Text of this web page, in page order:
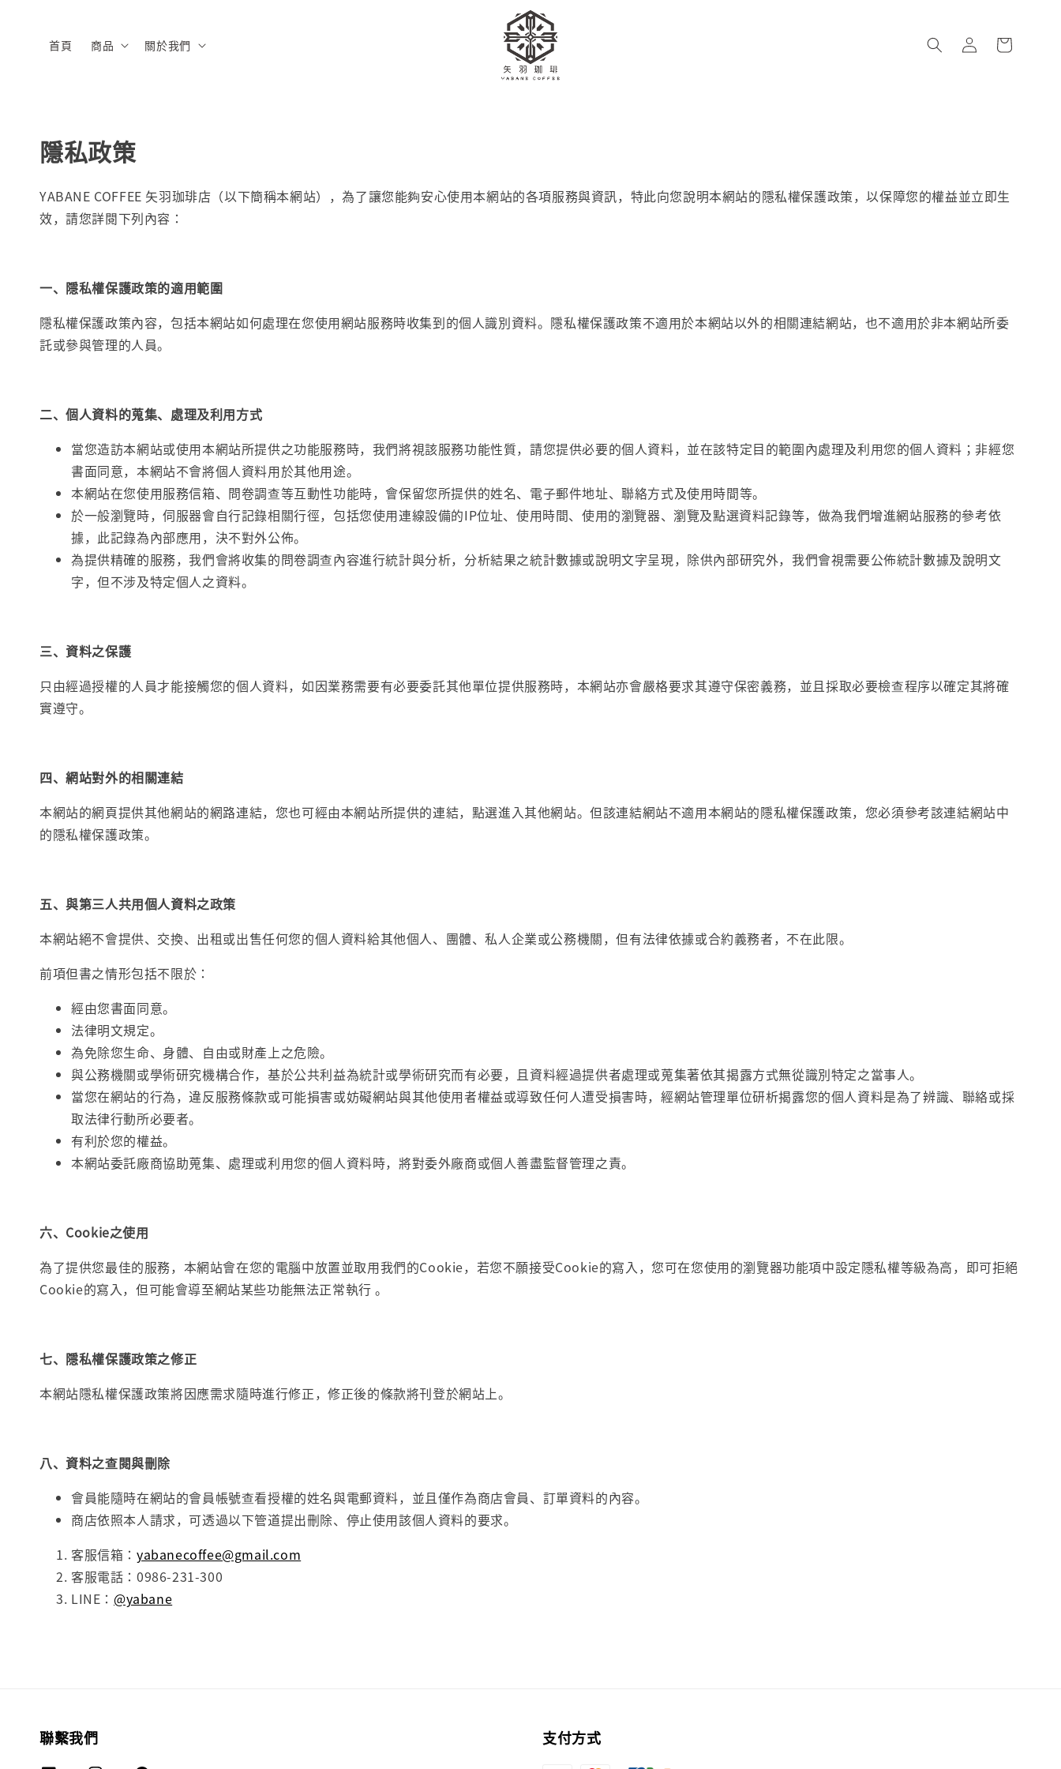
首頁 商品 關於我們
隱私政策
YABANE COFFEE 矢羽珈琲店（以下簡稱本網站），為了讓您能夠安心使用本網站的各項服務與資訊，特此向您說明本網站的隱私權保護政策，以保障您的權益並立即生
效，請您詳閱下列內容：
一、隱私權保護政策的適用範圍
隱私權保護政策內容，包括本網站如何處理在您使用網站服務時收集到的個人識別資料。隱私權保護政策不適用於本網站以外的相關連結網站，也不適用於非本網站所委
託或參與管理的人員。
二、個人資料的蒐集、處理及利用方式
當您造訪本網站或使用本網站所提供之功能服務時，我們將視該服務功能性質，請您提供必要的個人資料，並在該特定目的範圍內處理及利用您的個人資料；非經您
書面同意，本網站不會將個人資料用於其他用途。
本網站在您使用服務信箱、問卷調查等互動性功能時，會保留您所提供的姓名、電子郵件地址、聯絡方式及使用時間等。
於一般瀏覽時，伺服器會自行記錄相關行徑，包括您使用連線設備的IP位址、使用時間、使用的瀏覽器、瀏覽及點選資料記錄等，做為我們增進網站服務的參考依
據，此記錄為內部應用，決不對外公佈。
為提供精確的服務，我們會將收集的問卷調查內容進行統計與分析，分析結果之統計數據或說明文字呈現，除供內部研究外，我們會視需要公佈統計數據及說明文
字，但不涉及特定個人之資料。
三、資料之保護
只由經過授權的人員才能接觸您的個人資料，如因業務需要有必要委託其他單位提供服務時，本網站亦會嚴格要求其遵守保密義務，並且採取必要檢查程序以確定其將確
實遵守。
四、網站對外的相關連結
本網站的網頁提供其他網站的網路連結，您也可經由本網站所提供的連結，點選進入其他網站。但該連結網站不適用本網站的隱私權保護政策，您必須參考該連結網站中
的隱私權保護政策。
五、與第三人共用個人資料之政策
本網站絕不會提供、交換、出租或出售任何您的個人資料給其他個人、團體、私人企業或公務機關，但有法律依據或合約義務者，不在此限。
前項但書之情形包括不限於：
經由您書面同意。
法律明文規定。
為免除您生命、身體、自由或財產上之危險。
與公務機關或學術研究機構合作，基於公共利益為統計或學術研究而有必要，且資料經過提供者處理或蒐集著依其揭露方式無從識別特定之當事人。
當您在網站的行為，違反服務條款或可能損害或妨礙網站與其他使用者權益或導致任何人遭受損害時，經網站管理單位研析揭露您的個人資料是為了辨識、聯絡或採
取法律行動所必要者。
有利於您的權益。
本網站委託廠商協助蒐集、處理或利用您的個人資料時，將對委外廠商或個人善盡監督管理之責。
六、Cookie之使用
為了提供您最佳的服務，本網站會在您的電腦中放置並取用我們的Cookie，若您不願接受Cookie的寫入，您可在您使用的瀏覽器功能項中設定隱私權等級為高，即可拒絕
Cookie的寫入，但可能會導至網站某些功能無法正常執行 。
七、隱私權保護政策之修正
本網站隱私權保護政策將因應需求隨時進行修正，修正後的條款將刊登於網站上。
八、資料之查閱與刪除
會員能隨時在網站的會員帳號查看授權的姓名與電郵資料，並且僅作為商店會員、訂單資料的內容。
商店依照本人請求，可透過以下管道提出刪除、停止使用該個人資料的要求。
客服信箱： yabanecoffee@gmail.com
客服電話：0986-231-300
LINE： @yabane
聯繫我們 支付方式